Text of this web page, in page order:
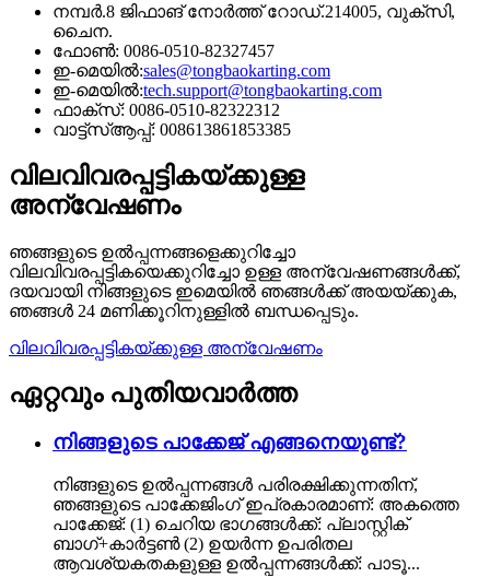
നമ്പർ.8 ജിഫാങ് നോർത്ത് റോഡ്.214005, വുക്സി,
ചൈന.
ഫോൺ: 0086-0510-82327457
ഇ-മെയിൽ:sales@tongbaokarting.com
ഇ-മെയിൽ:tech.support@tongbaokarting.com
ഫാക്സ്: 0086-0510-82322312
വാട്ട്‌സ്ആപ്പ്: 008613861853385
വിലവിവരപ്പട്ടികയ്ക്കുള്ള
അന്വേഷണം
ഞങ്ങളുടെ ഉൽപ്പന്നങ്ങളെക്കുറിച്ചോ
വിലവിവരപ്പട്ടികയെക്കുറിച്ചോ ഉള്ള അന്വേഷണങ്ങൾക്ക്,
ദയവായി നിങ്ങളുടെ ഇമെയിൽ ഞങ്ങൾക്ക് അയയ്ക്കുക,
ഞങ്ങൾ 24 മണിക്കൂറിനുള്ളിൽ ബന്ധപ്പെടും.
വിലവിവരപ്പട്ടികയ്ക്കുള്ള അന്വേഷണം
ഏറ്റവും പുതിയവാർത്ത
നിങ്ങളുടെ പാക്കേജ് എങ്ങനെയുണ്ട്?
നിങ്ങളുടെ ഉൽപ്പന്നങ്ങൾ പരിരക്ഷിക്കുന്നതിന്,
ഞങ്ങളുടെ പാക്കേജിംഗ് ഇപ്രകാരമാണ്: അകത്തെ
പാക്കേജ്: (1) ചെറിയ ഭാഗങ്ങൾക്ക്: പ്ലാസ്റ്റിക്
ബാഗ്+കാർട്ടൺ (2) ഉയർന്ന ഉപരിതല
ആവശ്യകതകളുള്ള ഉൽപ്പന്നങ്ങൾക്ക്: പാടൂ...